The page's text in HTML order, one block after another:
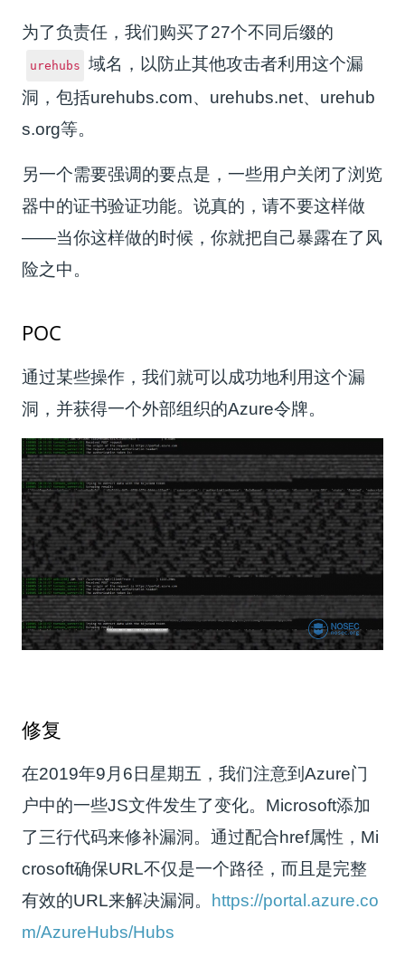
为了负责任，我们购买了27个不同后缀的
urehubs
域名，以防止其他攻击者利用这个漏
洞，包括urehubs.com、urehubs.net、urehub
s.org等。
另一个需要强调的要点是，一些用户关闭了浏览
器中的证书验证功能。说真的，请不要这样做
——当你这样做的时候，你就把自己暴露在了风
险之中。
POC
通过某些操作，我们就可以成功地利用这个漏
洞，并获得一个外部组织的Azure令牌。
修复
在2019年9月6日星期五，我们注意到Azure门
户中的一些JS文件发生了变化。Microsoft添加
了三行代码来修补漏洞。通过配合href属性，Mi
crosoft确保URL不仅是一个路径，而且是完整
有效的URL来解决漏洞。
https://portal.azure.co
m/AzureHubs/Hubs